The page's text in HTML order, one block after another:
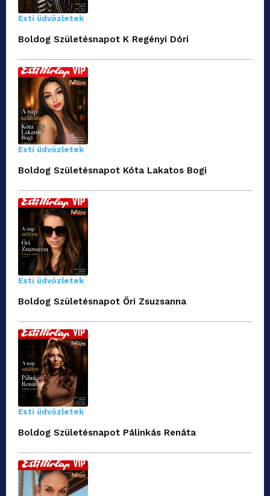
Esti üdvözletek
Boldog Születésnapot K Regényi Dóri
Esti üdvözletek
Boldog Születésnapot Kóta Lakatos Bogi
Esti üdvözletek
Boldog Születésnapot Őri Zsuzsanna
Esti üdvözletek
Boldog Születésnapot Pálinkás Renáta